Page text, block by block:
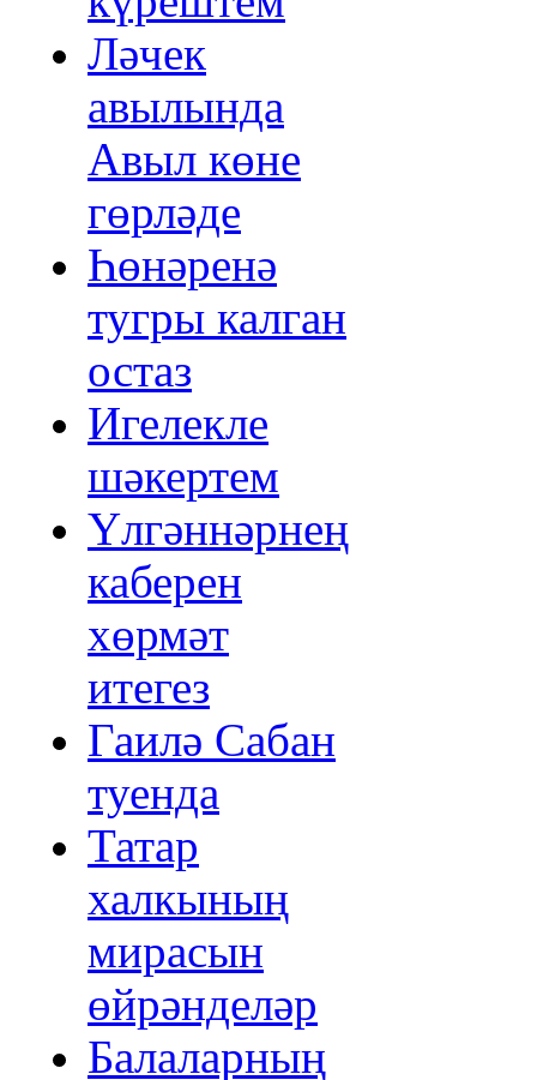
Ләчек
авылында
Авыл көне
гөрләде
Һөнәренә
тугры калган
остаз
Игелекле
шәкертем
Үлгәннәрнең
каберен
хөрмәт
итегез
Гаилә Сабан
туенда
Татар
халкының
мирасын
өйрәнделәр
Балаларның